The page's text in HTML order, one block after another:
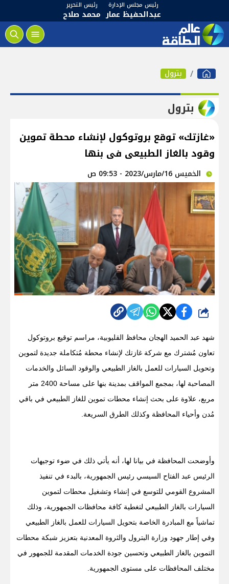
رئيس مجلس الإدارة
عبدالحفيظ عمار
رئيس التحرير
محمد صلاح
بترول
بترول
«غازتك» توقع بروتوكول لإنشاء محطة تموين
وقود بالغاز الطبيعى فى بنها
الخميس 16/مارس/2023 - 09:53 ص
شارك
شهد عبد الحميد الهجان محافظ القليوبية، مراسم توقيع بروتوكول
تعاون مُشترك مع شركة غازتك لإنشاء محطة مُتكاملة جديدة لتموين
وتحويل السيارات للعمل بالغاز الطبيعي والوقود السائل والخدمات
المصاحبة لها، بمجمع المواقف بمدينة بنها على مساحة 2400 متر
مربع، علاوة على بحث إنشاء محطات تموين للغاز الطبيعي في باقي
مُدن وأحياء المحافظة وكذلك الطرق السريعة.
وأوضحت المحافظة في بيانا لها، أنه يأتي ذلك في ضوء توجيهات
الرئيس عبد الفتاح السيسي رئيس الجمهورية، بالبدء في تنفيذ
المشروع القومي للتوسع في إنشاء وتشغيل محطات لتموين
السيارات بالغاز الطبيعي لتغطية كافة محافظات الجمهورية، وذلك
تماشياً مع المبادرة الخاصة بتحويل السيارات للعمل بالغاز الطبيعي
وفي إطار جهود وزارة البترول والثروة المعدنية بتعزيز شبكة محطات
التموين بالغاز الطبيعي وتحسين جودة الخدمات المقدمة للجمهور في
مختلف المحافظات على مستوى الجمهورية.